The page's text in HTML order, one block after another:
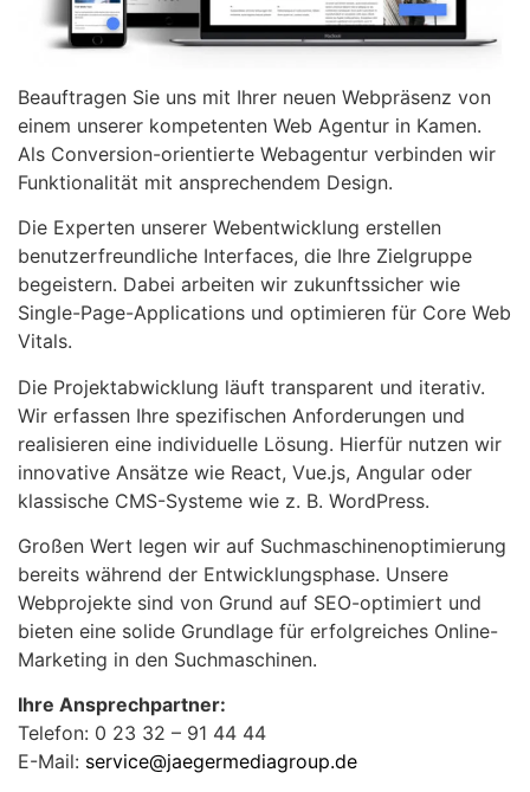
Beauftragen Sie uns mit Ihrer neuen Webpräsenz von
einem unserer kompetenten Web Agentur in Kamen.
Als Conversion-orientierte Webagentur verbinden wir
Funktionalität mit ansprechendem Design.
Die Experten unserer Webentwicklung erstellen
benutzerfreundliche Interfaces, die Ihre Zielgruppe
begeistern. Dabei arbeiten wir zukunftssicher wie
Single-Page-Applications und optimieren für Core Web
Vitals.
Die Projektabwicklung läuft transparent und iterativ.
Wir erfassen Ihre spezifischen Anforderungen und
realisieren eine individuelle Lösung. Hierfür nutzen wir
innovative Ansätze wie React, Vue.js, Angular oder
klassische CMS-Systeme wie z. B. WordPress.
Großen Wert legen wir auf Suchmaschinenoptimierung
bereits während der Entwicklungsphase. Unsere
Webprojekte sind von Grund auf SEO-optimiert und
bieten eine solide Grundlage für erfolgreiches Online-
Marketing in den Suchmaschinen.
Ihre Ansprechpartner:
Telefon: 0 23 32 – 91 44 44
E-Mail: service@jaegermediagroup.de